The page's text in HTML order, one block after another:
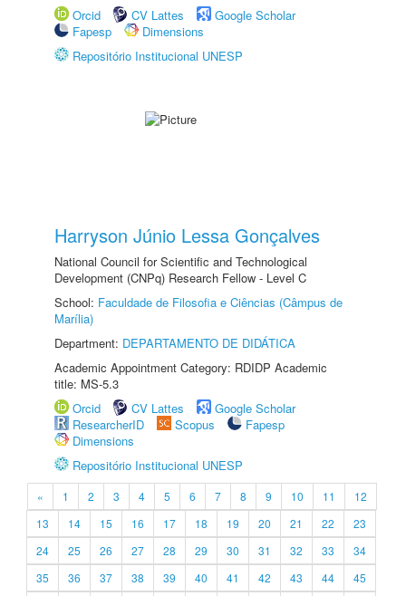
Orcid
CV Lattes
Google Scholar
Fapesp
Dimensions
Repositório Institucional UNESP
Harryson Júnio Lessa Gonçalves
National Council for Scientific and Technological
Development (CNPq) Research Fellow - Level C
School: Faculdade de Filosofia e Ciências (Câmpus de
Marília)
Department: DEPARTAMENTO DE DIDÁTICA
Academic Appointment Category: RDIDP Academic
title: MS-5.3
Orcid
CV Lattes
Google Scholar
ResearcherID
Scopus
Fapesp
Dimensions
Repositório Institucional UNESP
« 1 2 3 4 5 6 7 8 9 10 11
12
13
14 15 16 17 18 19 20 21 22
23
24
25 26 27 28 29 30 31 32 33
34
35
36 37 38 39 40 41 42 43 44
45